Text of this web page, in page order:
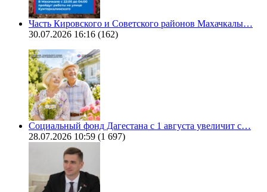
Часть Кировского и Советского районов Махачкалы…
30.07.2026 16:16 (162)
Социальный фонд Дагестана с 1 августа увеличит с…
28.07.2026 10:59 (1 697)